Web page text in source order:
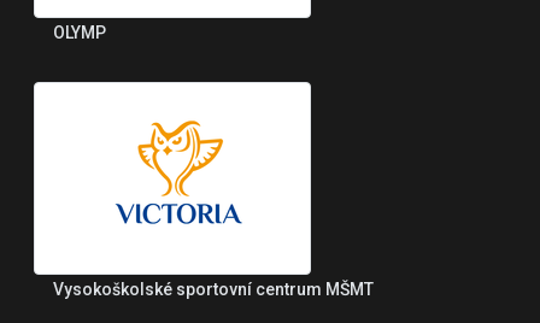
OLYMP
Vysokoškolské sportovní centrum MŠMT